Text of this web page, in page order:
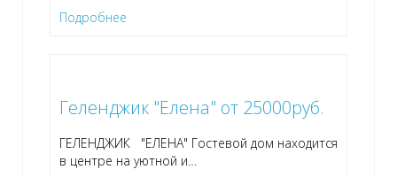
Подробнее
Геленджик "Елена" от 25000руб.
ГЕЛЕНДЖИК "ЕЛЕНА" Гостевой дом находится
в центре на уютной и